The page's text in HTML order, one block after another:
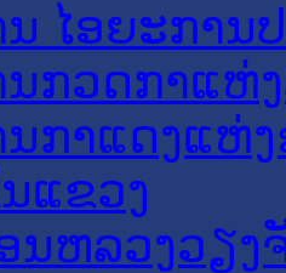
ນ ໄອຍະການ
ນກວດກາແຫ່
ນກາແດງແຫ່
ແຂວງ
ນ​ຫລວງວຽງ